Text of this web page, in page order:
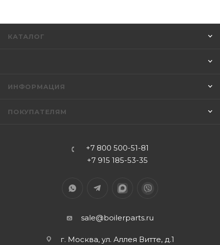
КАТАЛОГ
ИНФОРМАЦИЯ
ПОКУПАТЕЛЯМ
+7 800 500-51-81
+7 915 185-53-35
sale@boilerparts.ru
г. Москва, ул. Аллея Витте, д.1